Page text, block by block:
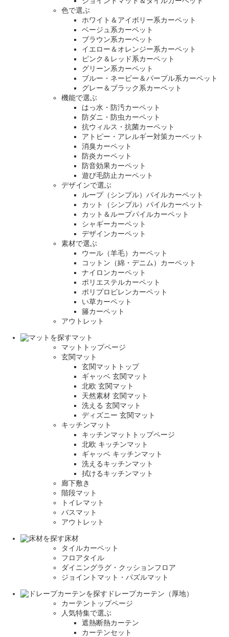
色で選ぶ
ホワイト＆アイボリー系カーペット
ベージュ系カーペット
ブラウン系カーペット
イエロー＆オレンジー系カーペット
ピンク＆レッド系カーペット
グリーン系カーペット
ブルー・ネービー＆パープル系カーペット
グレー＆ブラック系カーペット
機能で選ぶ
はっ水・防汚カーペット
防ダニ・防虫カーペット
抗ウィルス・抗菌カーペット
アトピー・アレルギー対策カーペット
消臭カーペット
防炎カーペット
防音効果カーペット
遊び毛防止カーペット
デザインで選ぶ
ループ（シンプル）パイルカーペット
カット（シンプル）パイルカーペット
カット＆ループパイルカーペット
シャギーカーペット
デザインカーペット
素材で選ぶ
ウール（羊毛）カーペット
コットン（綿・デニム）カーペット
ナイロンカーペット
ポリエステルカーペット
ポリプロピレンカーペット
い草カーペット
籐カーペット
アウトレット
マット
マットトップページ
玄関マット
玄関マットトップ
ギャッベ 玄関マット
北欧 玄関マット
天然素材 玄関マット
洗える 玄関マット
ディズニー 玄関マット
キッチンマット
キッチンマットトップページ
北欧 キッチンマット
ギャッベ キッチンマット
洗えるキッチンマット
拭けるキッチンマット
廊下敷き
階段マット
トイレマット
バスマット
アウトレット
床材
タイルカーペット
フロアタイル
ダイニングラグ・クッションフロア
ジョイントマット・パズルマット
ドレープカーテン（厚地）
カーテントップページ
人気特集で選ぶ
遮熱断熱カーテン
カーテンセット